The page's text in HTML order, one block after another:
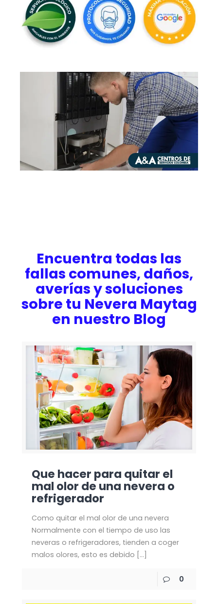
Encuentra todas las
fallas comunes, daños,
averías y soluciones
sobre tu Nevera Maytag
en nuestro Blog
Que hacer para quitar el
mal olor de una nevera o
refrigerador
Como quitar el mal olor de una nevera
Normalmente con el tiempo de uso las
neveras o refrigeradores, tienden a coger
malos olores, esto es debido […]
0